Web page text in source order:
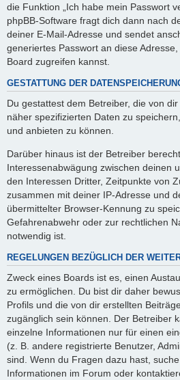
die Funktion „Ich habe mein Passwort
phpBB-Software fragt dich dann nach
deiner E-Mail-Adresse und sendet
generiertes Passwort an diese
Board zugreifen kannst.
GESTATTUNG DER
Du gestattest dem Betreiber, die von
näher spezifizierten Daten zu
und anbieten zu können.
Darüber hinaus ist der Betreiber
Interessenabwägung zwischen deinen
den Interessen Dritter, Zeitpunkte von
zusammen mit deiner IP-Adresse und
übermittelter Browser-Kennung zu
Gefahrenabwehr oder zur rechtlichen
notwendig ist.
REGELUNGEN BEZÜGLICH DER
Zweck eines Boards ist es, einen
zu ermöglichen. Du bist dir daher
Profils und die von dir erstellten
zugänglich sein können. Der Betreiber
einzelne Informationen nur für einen
(z. B. andere registrierte Benutzer,
sind. Wenn du Fragen dazu hast,
Informationen im Forum oder